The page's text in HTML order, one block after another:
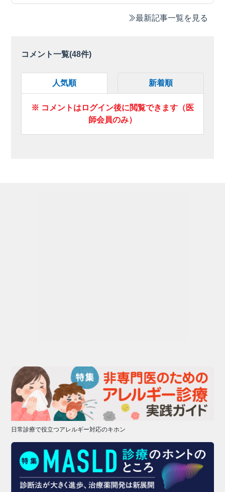
最新記事一覧を見る
コメント一覧(48件)
人気順 新着順
※ コメントはログイン後に閲覧できます（医
師会員のみ）
日常診療で役立つアレルギー対応のキホン